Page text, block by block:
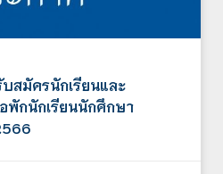
บสมัครนักเรียนและ
พักนักเรียนนักศึกษา